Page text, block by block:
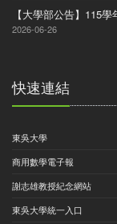
【大學部公告】115
2026-06-26
快速連結
東吳大學
商用數學電子報
謝志雄教授紀念網站
東吳大學統一入口